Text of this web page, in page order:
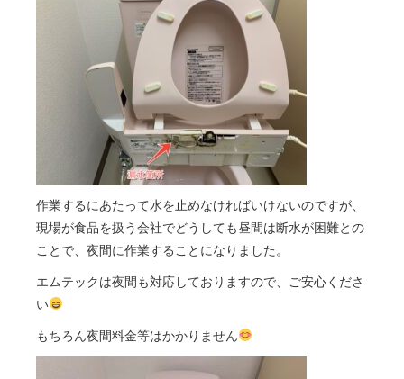
作業するにあたって水を止めなければいけないのですが、
現場が食品を扱う会社でどうしても昼間は断水が困難との
ことで、夜間に作業することになりました。
エムテックは夜間も対応しておりますので、ご安心くださ
い
もちろん夜間料金等はかかりません